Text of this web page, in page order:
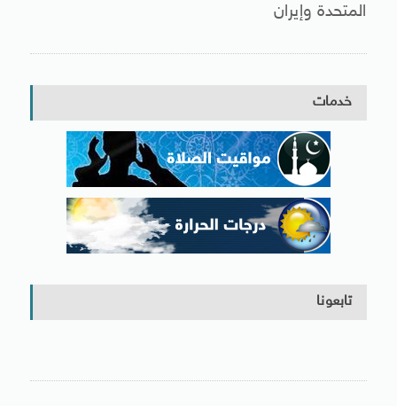
المتحدة وإيران
خدمات
تابعونا